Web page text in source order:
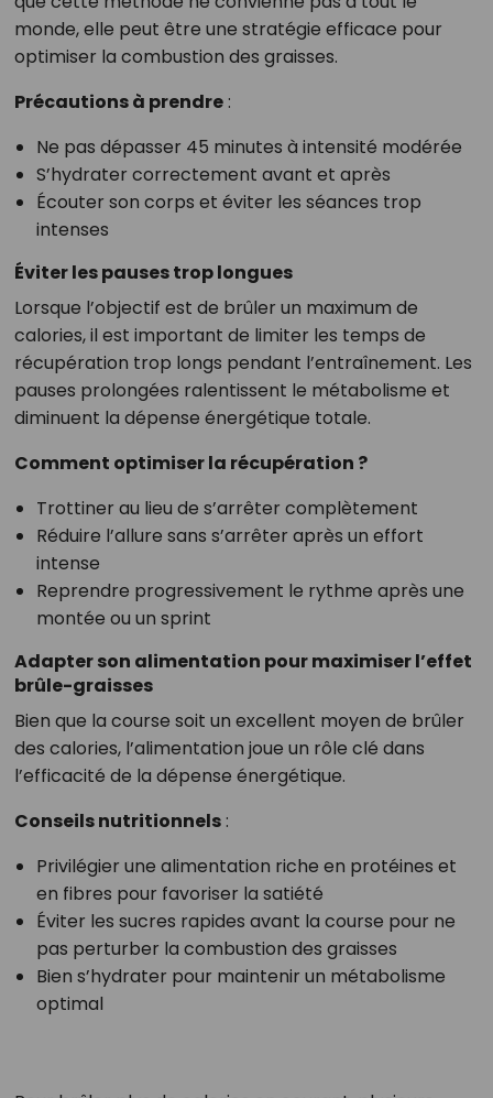
monde, elle peut être une stratégie efficace pour
optimiser la combustion des graisses.
Précautions à prendre:
Ne pas dépasser 45 minutes à intensité modérée
S’hydrater correctement avant et après
Écouter son corps et éviter les séances trop
intenses
Éviter les pauses trop longues
Lorsque l’objectif est de brûler un maximum de
calories, il est important de limiter les temps de
récupération trop longs pendant l’entraînement. Les
pauses prolongées ralentissent le métabolisme et
diminuent la dépense énergétique totale.
Comment optimiser la récupération ?
Trottiner au lieu de s’arrêter complètement
Réduire l’allure sans s’arrêter après un effort
intense
Reprendre progressivement le rythme après une
montée ou un sprint
Adapter son alimentation pour maximiser l’effet
brûle-graisses
Bien que la course soit un excellent moyen de brûler
des calories, l’alimentation joue un rôle clé dans
l’efficacité de la dépense énergétique.
Conseils nutritionnels:
Privilégier une alimentation riche en protéines et
en fibres pour favoriser la satiété
Éviter les sucres rapides avant la course pour ne
pas perturber la combustion des graisses
Bien s’hydrater pour maintenir un métabolisme
optimal